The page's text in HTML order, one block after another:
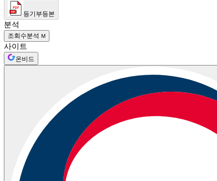
등기부등본
분석
조회수분석 M
사이트
온비드